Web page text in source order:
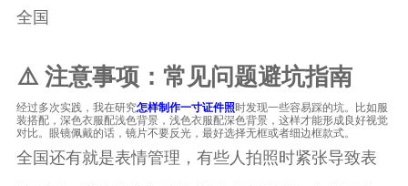
全国
⚠️ 注意事项：常见问题避坑指南
经过多次实践，我在研究怎样制作一寸证件照时发现一些容易踩的坑。比如服
装搭配，深色衣服配浅色背景，浅色衣服配深色背景，这样才能形成良好视觉
对比。眼镜佩戴的话，镜片不要反光，最好选择无框或者细边框款式。
全国还有就是表情管理，有些人拍照时紧张导致表